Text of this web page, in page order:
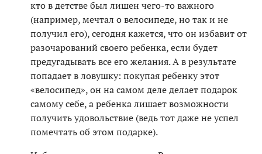
кто в детстве был лишен чего-то важного
(например, мечтал о велосипеде, но так и не
получил его), сегодня кажется, что он избавит от
разочарований своего ребенка, если будет
предугадывать все его желания. А в результате
попадает в ловушку: покупая ребенку этот
«велосипед», он на самом деле делает подарок
самому себе, а ребенка лишает возможности
получить удовольствие (ведь тот даже не успел
помечтать об этом подарке).